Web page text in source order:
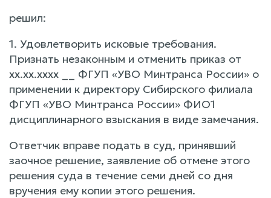
решил:
1. Удовлетворить исковые требования.
Признать незаконным и отменить приказ от
xx.xx.xxxx __ ФГУП «УВО Минтранса России» о
применении к директору Сибирского филиала
ФГУП «УВО Минтранса России» ФИО1
дисциплинарного взыскания в виде замечания.
Ответчик вправе подать в суд, принявший
заочное решение, заявление об отмене этого
решения суда в течение семи дней со дня
вручения ему копии этого решения.